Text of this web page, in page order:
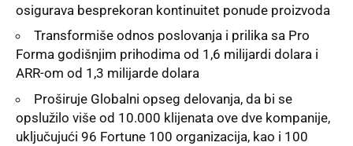
osigurava besprekoran kontinuitet ponude proizvoda
Transformiše odnos poslovanja i prilika sa Pro
Forma godišnjim prihodima od 1,6 milijardi dolara i
ARR-om od 1,3 milijarde dolara
Proširuje Globalni opseg delovanja, da bi se
opslužilo više od 10.000 klijenata ove dve kompanije,
uključujući 96 Fortune 100 organizacija, kao i 100